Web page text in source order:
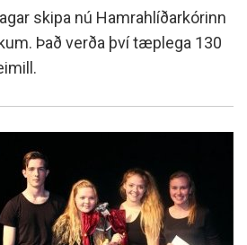
skipa nú Hamrahlíðarkórinn
Það verða því tæplega 130